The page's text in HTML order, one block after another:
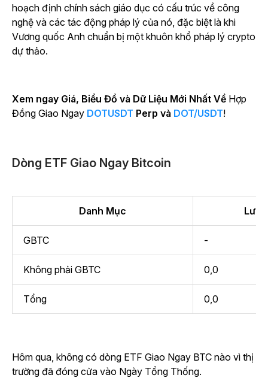
hoạch định chính sách giáo dục có cấu trúc về công
nghệ và các tác động pháp lý của nó, đặc biệt là khi
Vương quốc Anh chuẩn bị một khuôn khổ pháp lý crypto
dự thảo.
Xem ngay Giá, Biểu Đồ và Dữ Liệu Mới Nhất Về Hợp
Đồng Giao Ngay DOTUSDT Perp và DOT/USDT!
Dòng ETF Giao Ngay Bitcoin
Danh Mục Lưu
GBTC -
Không phải GBTC 0,0
Tổng 0,0
Hôm qua, không có dòng ETF Giao Ngay BTC nào vì thị
trường đã đóng cửa vào Ngày Tổng Thống.